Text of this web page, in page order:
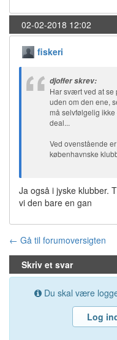
02-02-2018 12:02
fiskeri
djoffer skrev:
Har svært ved at se
uden om den ene,
må selvfølgelig
deal...
Ved ovenstående
københavnske
Ja også i jyske klubber.
vi den bare en gan
← Gå til forumoversigten
Skriv et svar
Du skal være
Log